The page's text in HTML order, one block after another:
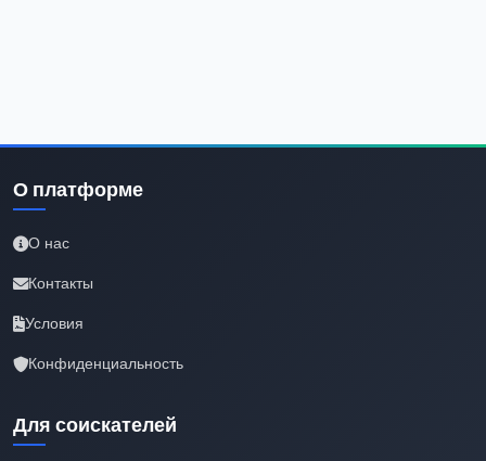
О платформе
О нас
Контакты
Условия
Конфиденциальность
Для соискателей